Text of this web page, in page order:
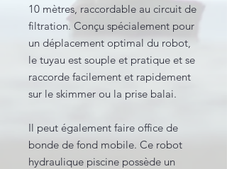
10 mètres, raccordable au circuit de
filtration. Conçu spécialement pour
un déplacement optimal du robot,
le tuyau est souple et pratique et se
raccorde facilement et rapidement
sur le skimmer ou la prise balai.
Il peut également faire office de
bonde de fond mobile. Ce robot
hydraulique piscine possède un